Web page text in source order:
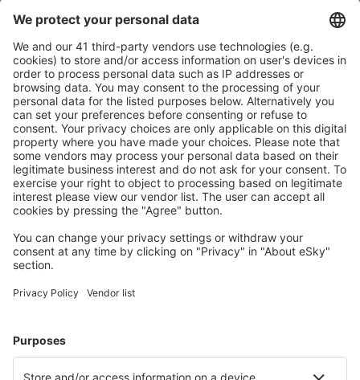
Stáhněte si naši aplikacia plánujte své
cesty pohodlně
Dovolená